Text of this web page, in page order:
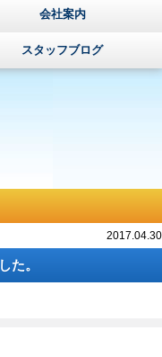
会社案内
スタッフブログ
2017.04.30
た。